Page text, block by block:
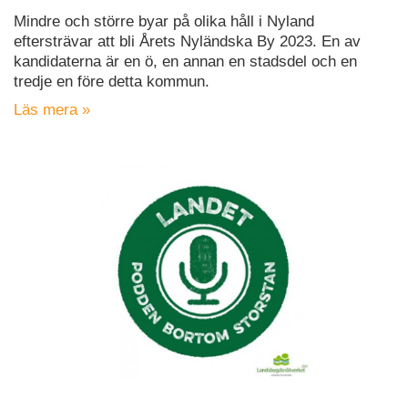
Mindre och större byar på olika håll i Nyland
eftersträvar att bli Årets Nyländska By 2023. En av
kandidaterna är en ö, en annan en stadsdel och en
tredje en före detta kommun.
Läs mera »